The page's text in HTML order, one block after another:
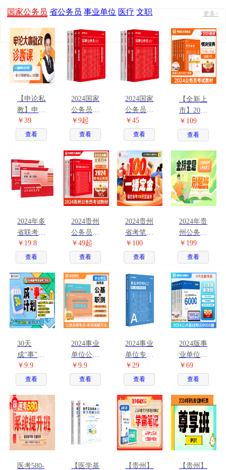
国家公务员 省公务员 事业单位 医疗 文职 更多>
【申论私
教】申论
大咖批改
诊断课
￥39
查看
2024国家
公务员考
试图书合
￥9起
查看
2024国家
公务员考
试教材 2
￥45
查看
【全新上
市】2024
版公务员
录用考试
模块宝典
论 6本
￥109
查看
2024年多
省联考历
年珍题
（行测
+申论）
￥19.8
查看
2024贵州
公务员考
试图书
￥49起
查看
2024贵州
省考笔试
定金班
￥100
查看
2024年贵
州公务员
考试金榜
套题刷题
班
￥199
查看
30天
成“事”计
划-2.0
￥9.9
查看
2024事业
单位公基
高频考点
+职测速
解手册2
本
￥9.9
查看
2024事业
单位专用
教材职业
能力倾向
测验.A类
￥29
查看
2024版事
业单位考
试公共基
础知识题
库6000题
￥69
查看
医考580-
【医学基
【贵州】
【贵州】